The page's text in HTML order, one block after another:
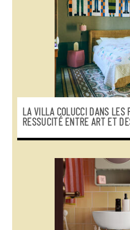
LA VILLA COLUCCI DANS LES
RESSUCITÉ ENTRE ART ET